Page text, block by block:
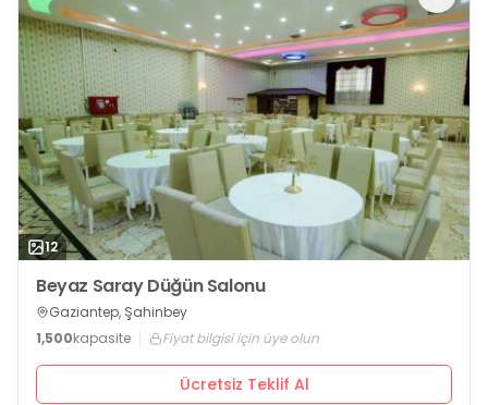
12
Beyaz Saray Düğün Salonu
Gaziantep, Şahinbey
1,500kapasite Fiyat bilgisi için üye olun
Ücretsiz Teklif Al